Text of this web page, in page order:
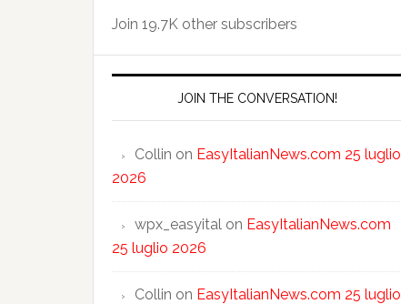
Join 19.7K other subscribers
JOIN THE CONVERSATION!
Collin on EasyItalianNews.com 25 luglio
2026
wpx_easyital on EasyItalianNews.com
25 luglio 2026
Collin on EasyItalianNews.com 25 luglio